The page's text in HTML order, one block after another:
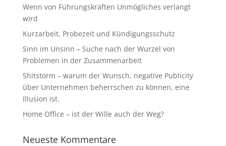
Wenn von Führungskräften Unmögliches verlangt
wird
Kurzarbeit, Probezeit und Kündigungsschutz
Sinn im Unsinn – Suche nach der Wurzel von
Problemen in der Zusammenarbeit
Shitstorm – warum der Wunsch, negative Publicity
über Unternehmen beherrschen zu können, eine
Illusion ist.
Home Office – ist der Wille auch der Weg?
Neueste Kommentare